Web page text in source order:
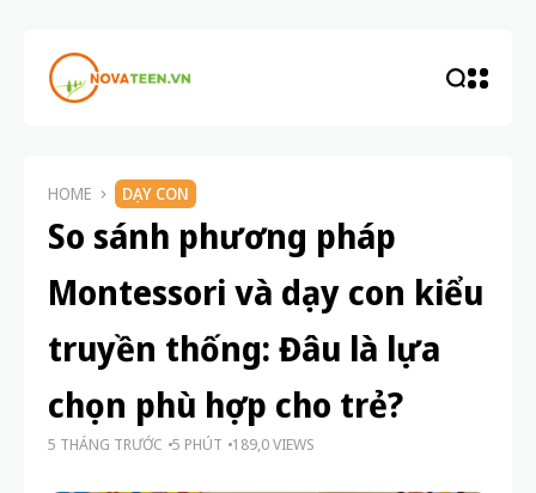
HOME DẠY CON
So sánh phương pháp
Montessori và dạy con kiểu
truyền thống: Đâu là lựa
chọn phù hợp cho trẻ?
5 THÁNG TRƯỚC 5 PHÚT 189,0 VIEWS